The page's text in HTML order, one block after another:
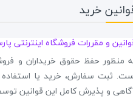
خرید
و مقررات فروشگاه اینترنتی
منظور حفظ حقوق خریداران و
ثبت سفارش، خرید یا
و پذیرش کامل این قوانین